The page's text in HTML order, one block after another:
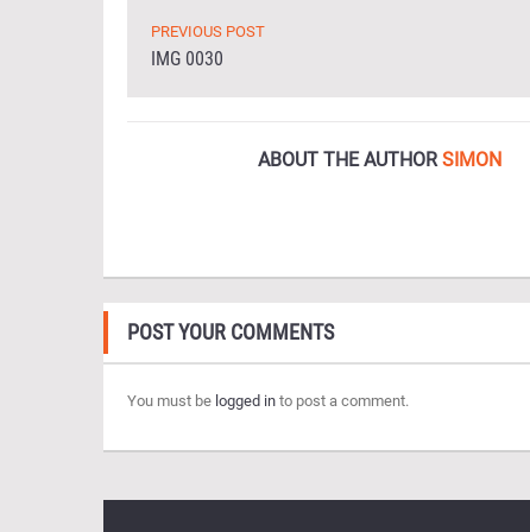
PREVIOUS POST
IMG 0030
ABOUT THE AUTHORSIMON
POST YOUR COMMENTS
You must be logged in to post a comment.